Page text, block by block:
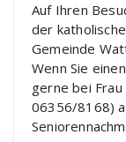
Auf Ihren
der
Gemeinde
Wenn Sie
gerne bei
06356/8168)